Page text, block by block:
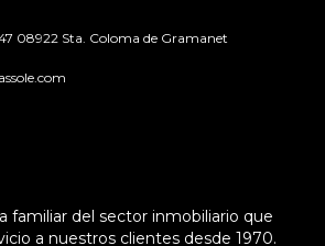
08922 Sta. Coloma de Gramanet
familiar del sector inmobiliario que
a nuestros clientes desde 1970.